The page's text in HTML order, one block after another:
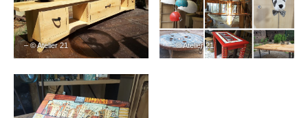
– © Atelier 21 – © Atelier 21